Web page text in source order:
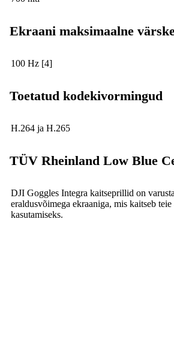
Ekraani maksimaalne
100 Hz [4]
Toetatud kodekivormingud
H.264 ja H.265
TÜV Rheinland Low Blue
DJI Goggles Integra kaitseprillid on
eraldusvõimega ekraaniga, mis kaitseb
kasutamiseks.